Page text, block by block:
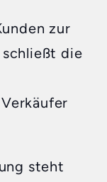
zur
schließt die
steht